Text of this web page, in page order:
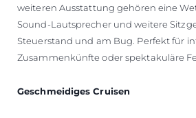
weiteren Ausstattung gehören eine
Sound-Lautsprecher und weitere
Steuerstand und am Bug. Perfekt für
Zusammenkünfte oder spektakuläre
Geschmeidiges Cruisen